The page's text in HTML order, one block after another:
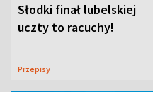
Słodki finał lubelskiej
uczty to racuchy!
Przepisy